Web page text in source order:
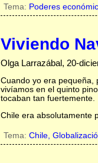
Tema: Poderes
Viviendo
Olga Larrazábal, 20-
Cuando yo era pequeña,
vivíamos en el quinto
tocaban tan fuertemente.
Chile era absolutamente
Tema: Chile,